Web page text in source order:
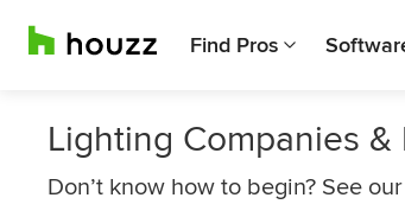
Find Pros
Lighting Companies
Don’t know how to begin? See our